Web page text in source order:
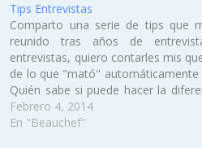
Tips Entrevistas
Comparto una serie de tips que
reunido tras años de
entrevistas, quiero contarles mis
de lo que "mató" automáticamente
Quién sabe si puede hacer la
no…
Febrero 4, 2014
En "Beauchef"